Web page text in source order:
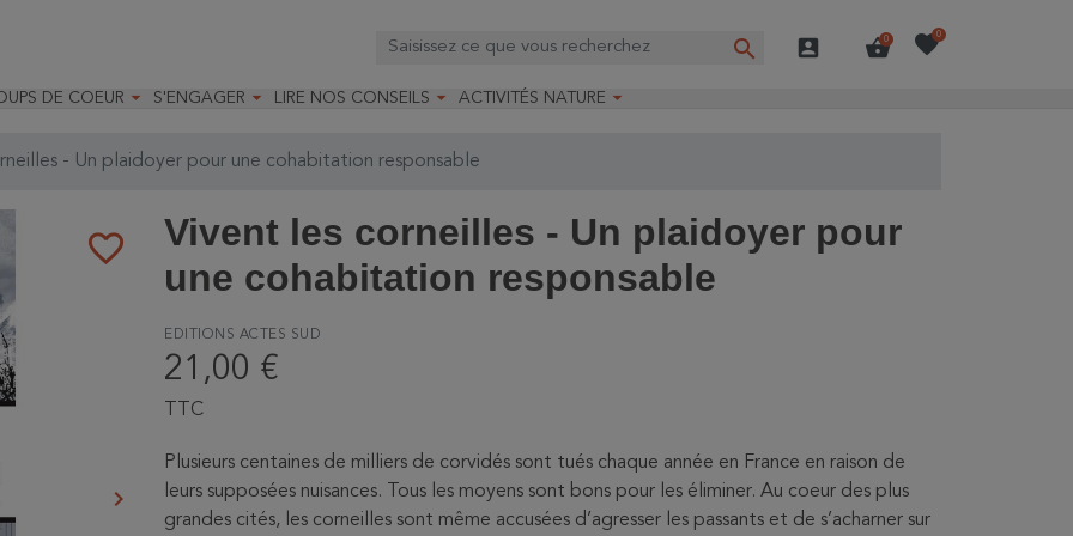
search account_box shopping_basket
0 favorite0
DE COEUR  S'ENGAGER 
Faire un legs
LIRE NOS CONSEILS 
Installer un abreuvoir
ACTIVITÉS NATURE 
Formations longues
- Un plaidoyer pour une cohabitation responsable
favorite_border
Suivant
keyboard_arrow_right
Vivent les corneilles - Un plaidoyer pour
une cohabitation responsable
EDITIONS ACTES SUD
21,00 €
TTC
Plusieurs centaines de milliers de corvidés sont tués chaque année en France en raison de
leurs supposées nuisances. Tous les moyens sont bons pour les éliminer. Au coeur des plus
grandes cités, les corneilles sont même accusées d’agresser les passants et de s’acharner sur